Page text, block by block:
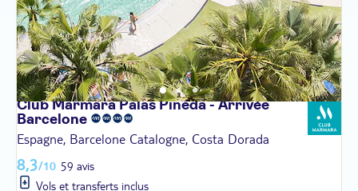
Club Marmara Palas Pineda - Arrivée
Barcelone
Espagne, Barcelone Catalogne, Costa Dorada
8,3/10 59 avis
Vols et transferts inclus